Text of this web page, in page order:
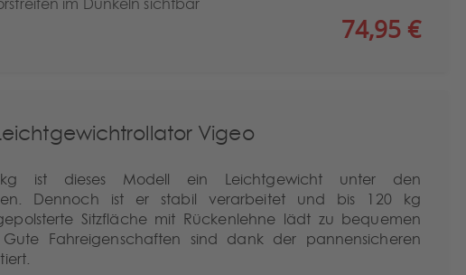
74,95 €
Vigeo
ist dieses Modell ein Leichtgewicht unter den
Dennoch ist er stabil verarbeitet und bis 120 kg
Sitzfläche mit Rückenlehne lädt zu bequemen
Gute Fahreigenschaften sind dank der pannensicheren